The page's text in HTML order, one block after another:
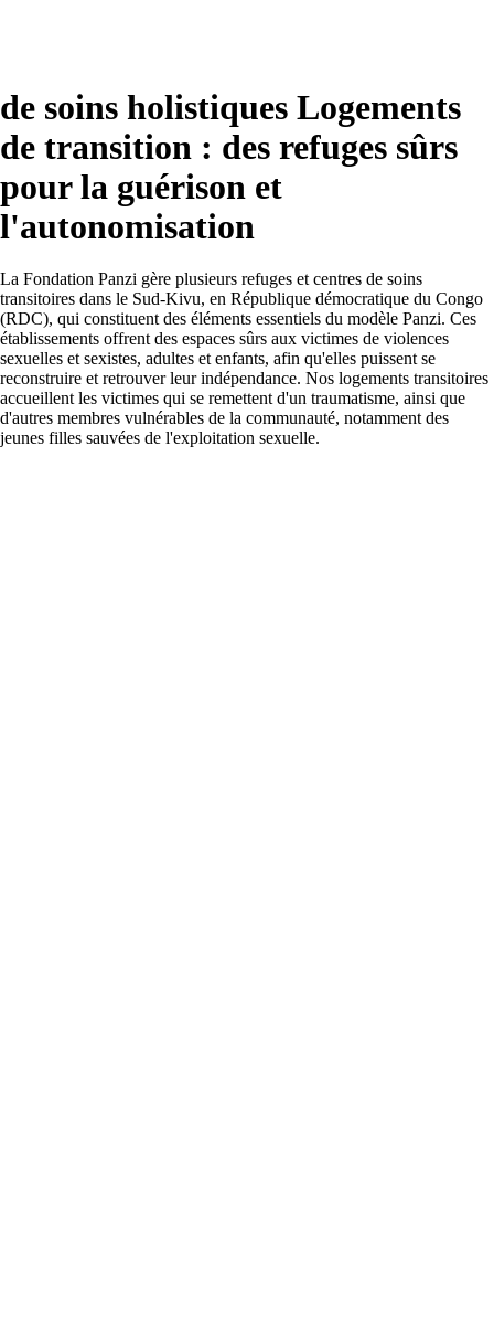
de soins holistiques Logements
de transition : des refuges sûrs
pour la guérison et
l'autonomisation
La Fondation Panzi gère plusieurs refuges et centres de soins
transitoires dans le Sud-Kivu, en République démocratique du Congo
(RDC), qui constituent des éléments essentiels du modèle Panzi. Ces
établissements offrent des espaces sûrs aux victimes de violences
sexuelles et sexistes, adultes et enfants, afin qu'elles puissent se
reconstruire et retrouver leur indépendance. Nos logements transitoires
accueillent les victimes qui se remettent d'un traumatisme, ainsi que
d'autres membres vulnérables de la communauté, notamment des
jeunes filles sauvées de l'exploitation sexuelle.